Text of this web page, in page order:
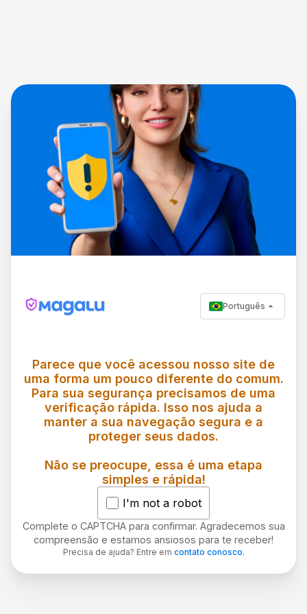
Português
Parece que você acessou nosso site de
uma forma um pouco diferente do comum.
Para sua segurança precisamos de uma
verificação rápida. Isso nos ajuda a
manter a sua navegação segura e a
proteger seus dados.
Não se preocupe, essa é uma etapa
simples e rápida!
I'm not a robot
Complete o CAPTCHA para confirmar. Agradecemos sua
compreensão e estamos ansiosos para te receber!
Precisa de ajuda? Entre em contato conosco.